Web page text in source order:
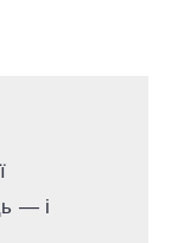
— і